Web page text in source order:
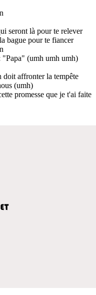
seront là pour te relever
bague pour te fiancer
"Papa" (umh umh umh)
doit affronter la tempête
(umh)
promesse que je t'ai faite